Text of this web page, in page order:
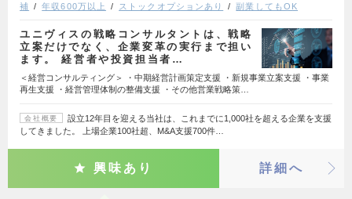
補
年収600万以上 ストックオプションあり 副業してもOK
ユニヴィスの戦略コンサルタントは、戦略
立案だけでなく、企業変革の実行まで担い
ます。 経営者や投資担当者…
＜経営コンサルティング＞ ・中期経営計画策定支援 ・新規事業立案支援 ・事業
再生支援 ・経営管理体制の整備支援 ・その他営業戦略策…
会社概要
設立12年目を迎える当社は、これまでに1,000社を超える企業を支援
してきました。 上場企業100社超、M&A支援700件…
興味あり 詳細へ